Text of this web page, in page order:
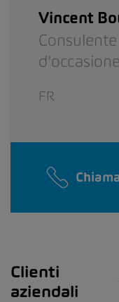
Vincent
d'occasione
FR
Clienti
aziendali